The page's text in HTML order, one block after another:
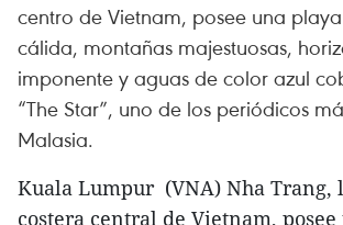
centro de Vietnam, posee una
cálida, montañas majestuosas,
imponente y aguas de color azul
“The Star”, uno de los periódicos
Malasia.
Kuala Lumpur (VNA) Nha Trang,
costera central de Vietnam,